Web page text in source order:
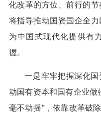
化改革的方位、前行的
将指导推动国资国企全
为中国式现代化提供有
握。
一是牢牢把握深化
动国有资本和国有企业做
毫不动摇”，依靠改革破